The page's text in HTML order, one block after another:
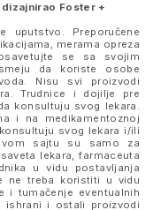
Foster +
uputstvo. Preporučene
merama opreza
se sa svojim
da koriste osobe
Nisu svi proizvodi
Trudnice i dojilje pre
konsultuju svog lekara.
i na medikamentoznoj
svog lekara i/ili
sajtu su samo za
lekara, farmaceuta
u vidu postavljanja
ne treba koristiti u vidu
i tumačenje eventualnih
ishrani i ostali proizvodi